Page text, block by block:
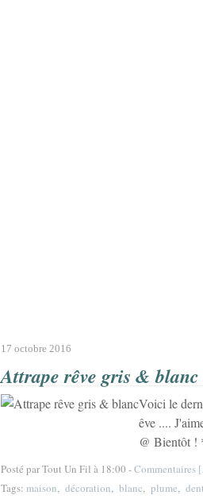
17 octobre 2016
Attrape rêve gris & blanc
Voici le
êve ....
@ Bientôt
Posté par Tout Un Fil à 18:00 -Commentaires [
Tags: maison, décoration, blanc, plume,